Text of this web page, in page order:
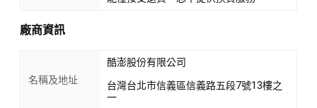
廠商資訊
名稱及地址
酷澎股份有限公司
台灣台北市信義區信義路五段7號13樓之
一